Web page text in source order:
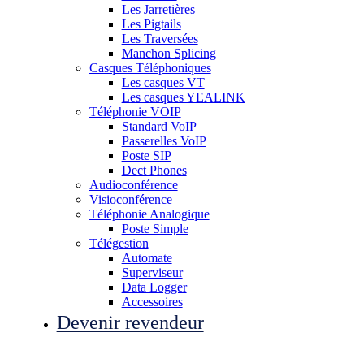
Les Jarretières
Les Pigtails
Les Traversées
Manchon Splicing
Casques Téléphoniques
Les casques VT
Les casques YEALINK
Téléphonie VOIP
Standard VoIP
Passerelles VoIP
Poste SIP
Dect Phones
Audioconférence
Visioconférence
Téléphonie Analogique
Poste Simple
Télégestion
Automate
Superviseur
Data Logger
Accessoires
Devenir revendeur